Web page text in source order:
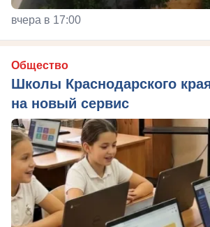
вчера в 17:00
Общество
Школы Краснодарского
на новый сервис